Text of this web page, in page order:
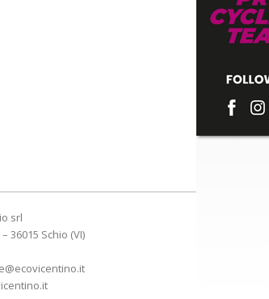
srl
36015 Schio (VI)